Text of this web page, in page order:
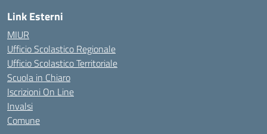
Link Esterni
MIUR
Ufficio Scolastico Regionale
Ufficio Scolastico Territoriale
Scuola in Chiaro
Iscrizioni On Line
Invalsi
Comune